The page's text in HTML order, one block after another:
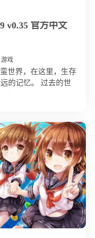
v0.35 官方中文
游戏
世界，在这里，生存
的记忆。 过去的世